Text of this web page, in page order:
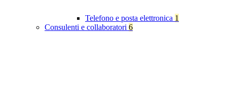
Telefono e posta elettronica 1
Consulenti e collaboratori 6